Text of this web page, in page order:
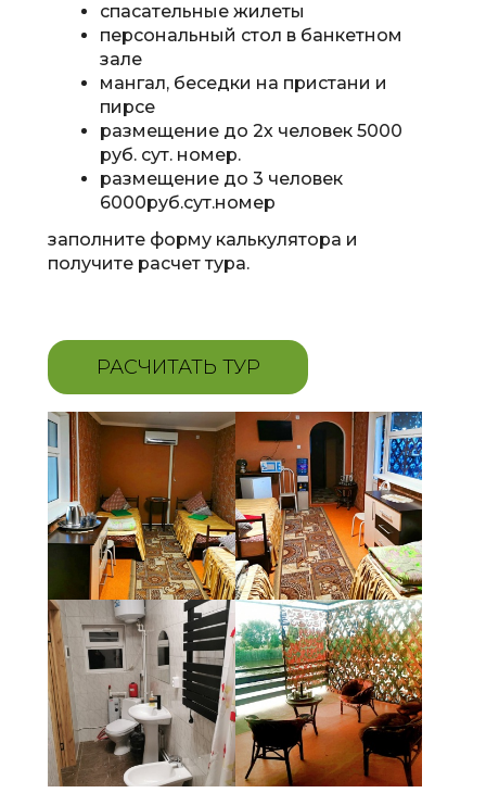
спасательные жилеты
персональный стол в банкетном
зале
мангал, беседки на пристани и
пирсе
размещение до 2х человек 5000
руб. сут. номер.
размещение до 3 человек
6000руб.сут.номер
заполните форму калькулятора и
получите расчет тура.
РАСЧИТАТЬ ТУР